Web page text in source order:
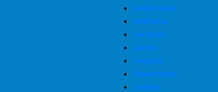
Апрелевка
Апатиты
Ангарск
Анапа
Амурск
Алметевск
Ачинск